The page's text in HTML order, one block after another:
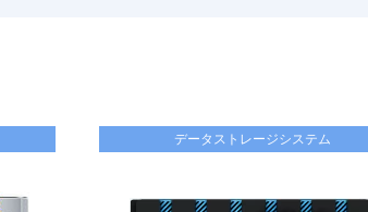
データストレージシステム